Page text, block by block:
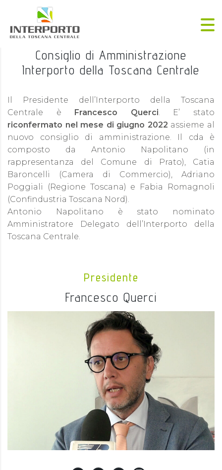
Consiglio di Amministrazione
Interporto della Toscana Centrale
Il Presidente dell’Interporto della Toscana
Centrale è Francesco Querci . E’ stato
riconfermato nel mese di giugno 2022 assieme al
nuovo consiglio di amministrazione. Il cda è
composto da Antonio Napolitano (in
rappresentanza del Comune di Prato), Catia
Baroncelli (Camera di Commercio), Adriano
Poggiali (Regione Toscana) e Fabia Romagnoli
(Confindustria Toscana Nord).
Antonio Napolitano è stato nominato
Amministratore Delegato dell’Interporto della
Toscana Centrale.
Presidente
Francesco Querci